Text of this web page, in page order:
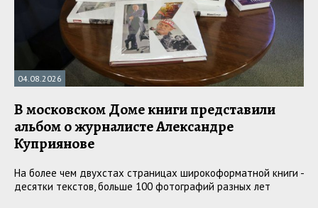
04.08.2026
В московском Доме книги представили
альбом о журналисте Александре
Куприянове
На более чем двухстах страницах широкоформатной книги -
десятки текстов, больше 100 фотографий разных лет